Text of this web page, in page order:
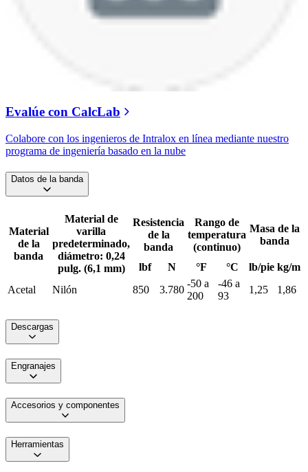
Evalúe con CalcLab
Colabore con los ingenieros de Intralox en línea mediante nuestro
programa de ingeniería basado en la nube
Datos de la banda
Material
de la
banda
Material de
varilla
predeterminado,
diámetro: 0,24
pulg. (6,1 mm)
Resistencia
de la
banda
Rango de
temperatura
(continuo)
Masa de la
banda
lbf N °F °C lb/pie kg/m
Acetal
Nilón 850 3.780
-50 a
200
-46 a
93
1,25 1,86
Descargas
Engranajes
Accesorios y componentes
Herramientas